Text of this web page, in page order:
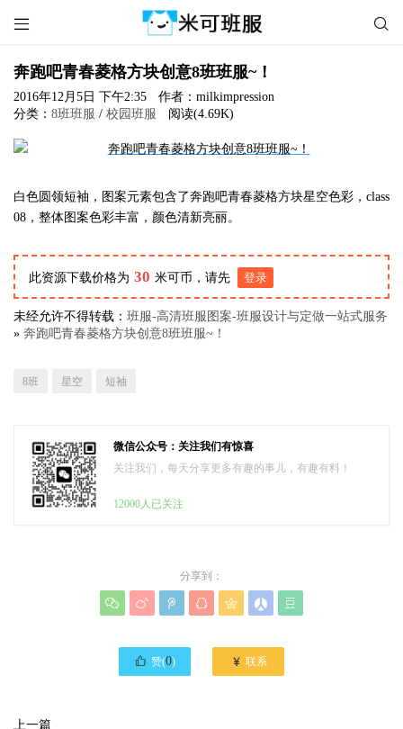
 
奔跑吧青春菱格方块创意8班班服~！
2016年12月5日 下午2:35
作者：milkimpression
分类： 8班班服 / 校园班服 阅读(4.69K)
白色圆领短袖，图案元素包含了奔跑吧青春菱格方块星空色彩，class
08，整体图案色彩丰富，颜色清新亮丽。
此资源下载价格为 30 米可币，请先 登录
未经允许不得转载： 班服-高清班服图案-班服设计与定做一站式服务
» 奔跑吧青春菱格方块创意8班班服~！
8班 星空 短袖
微信公众号：关注我们有惊喜
关注我们，每天分享更多有趣的事儿，有趣有料！
12000人已关注
分享到：
      
 赞(0)  联系
上一篇